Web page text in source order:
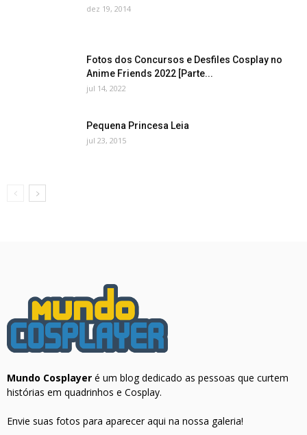
dez 19, 2014
Fotos dos Concursos e Desfiles Cosplay no
Anime Friends 2022 [Parte...
jul 14, 2022
Pequena Princesa Leia
jul 23, 2015
Mundo Cosplayer é um blog dedicado as pessoas que curtem
histórias em quadrinhos e Cosplay.
Envie suas fotos para aparecer aqui na nossa galeria!